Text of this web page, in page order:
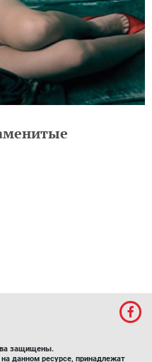
защищены.
данном ресурсе, принадлежат